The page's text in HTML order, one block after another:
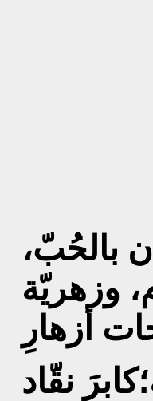
بالحُبّ،
وزهريّة
نقّاد